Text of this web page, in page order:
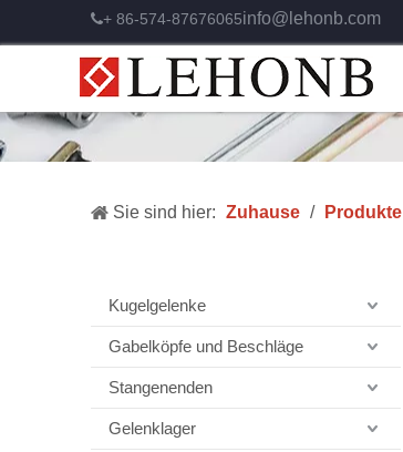
+ 86-574-87676065info@lehonb.com
Sie sind hier: Zuhause / Produkte
Kugelgelenke
Gabelköpfe und Beschläge
Stangenenden
Gelenklager